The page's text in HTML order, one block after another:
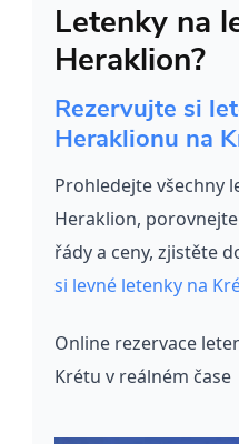
Letenky na
Heraklion?
Rezervujte si
Heraklionu na
Prohledejte všechny
Heraklion,
řády a ceny, zjistěte
si levné letenky na
Online rezervace
Krétu v reálném čase